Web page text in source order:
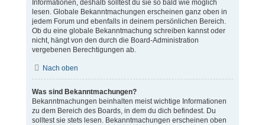
Informationen, deshalb solltest du sie so bald wie möglich
lesen. Globale Bekanntmachungen erscheinen ganz oben in
jedem Forum und ebenfalls in deinem persönlichen Bereich.
Ob du eine globale Bekanntmachung schreiben kannst oder
nicht, hängt von den durch die Board-Administration
vergebenen Berechtigungen ab.
Nach oben
Was sind Bekanntmachungen?
Bekanntmachungen beinhalten meist wichtige Informationen
zu dem Bereich des Boards, in dem du dich befindest. Du
solltest sie stets lesen. Bekanntmachungen erscheinen oben